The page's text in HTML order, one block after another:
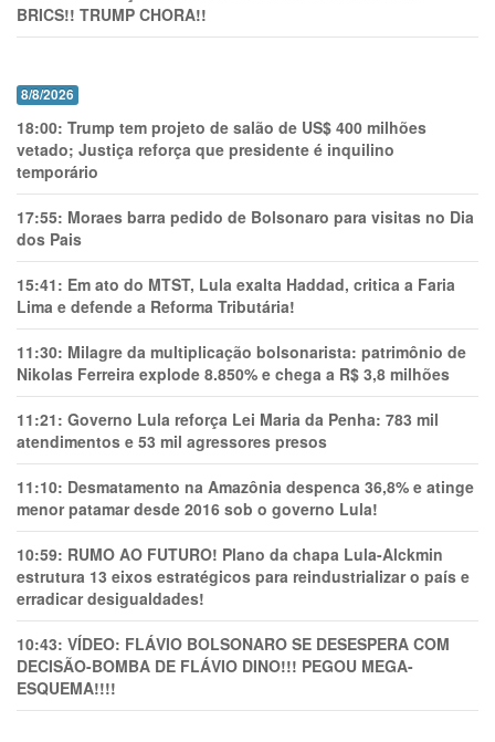
BRICS!! TRUMP CHORA!!
8/8/2026
18:00: Trump tem projeto de salão de US$ 400 milhões
vetado; Justiça reforça que presidente é inquilino
temporário
17:55: Moraes barra pedido de Bolsonaro para visitas no Dia
dos Pais
15:41: Em ato do MTST, Lula exalta Haddad, critica a Faria
Lima e defende a Reforma Tributária!
11:30: Milagre da multiplicação bolsonarista: patrimônio de
Nikolas Ferreira explode 8.850% e chega a R$ 3,8 milhões
11:21: Governo Lula reforça Lei Maria da Penha: 783 mil
atendimentos e 53 mil agressores presos
11:10: Desmatamento na Amazônia despenca 36,8% e atinge
menor patamar desde 2016 sob o governo Lula!
10:59: RUMO AO FUTURO! Plano da chapa Lula-Alckmin
estrutura 13 eixos estratégicos para reindustrializar o país e
erradicar desigualdades!
10:43: VÍDEO: FLÁVIO BOLSONARO SE DESESPERA COM
DECISÃO-BOMBA DE FLÁVIO DINO!!! PEGOU MEGA-
ESQUEMA!!!!